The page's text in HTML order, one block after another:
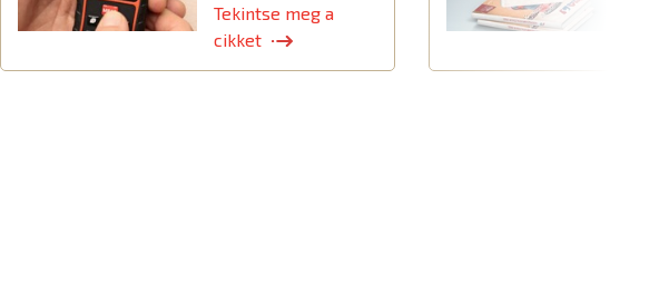
Tekintse meg a
cikket